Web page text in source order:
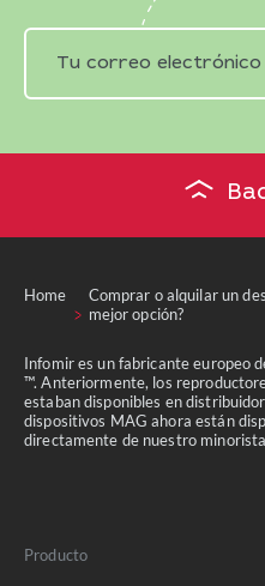
Home
Comprar o alquilar un
mejor opción?
Infomir es un fabricante europeo
™. Anteriormente, los
estaban disponibles en
dispositivos MAG ahora están
directamente de nuestro
Producto